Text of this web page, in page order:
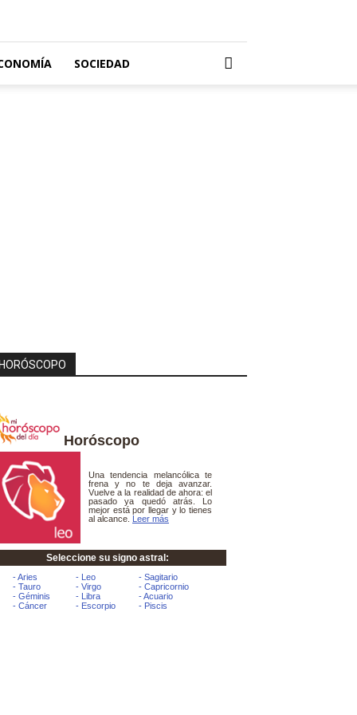
SOCIEDAD
HORÓSCOPO
Horóscopo